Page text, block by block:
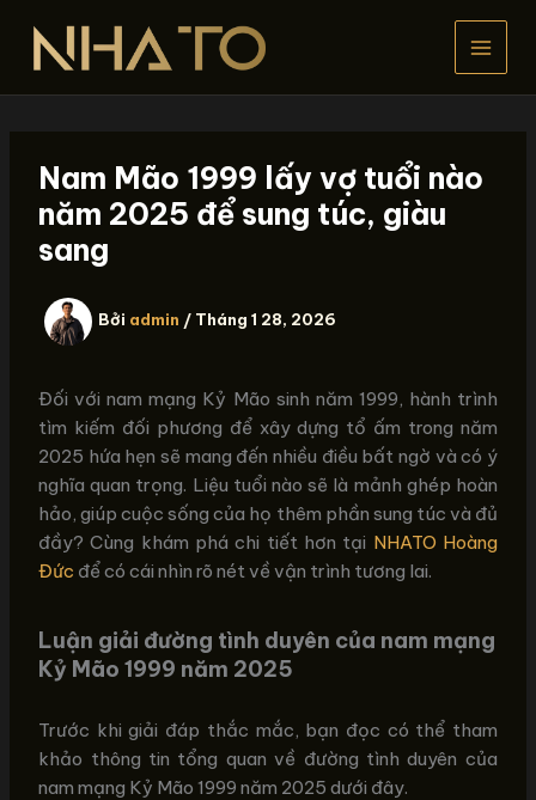
dung
Nam Mão 1999 lấy vợ tuổi nào
năm 2025 để sung túc, giàu
sang
Bởi admin / Tháng 1 28, 2026
Đối với nam mạng Kỷ Mão sinh năm 1999, hành trình
tìm kiếm đối phương để xây dựng tổ ấm trong năm
2025 hứa hẹn sẽ mang đến nhiều điều bất ngờ và có ý
nghĩa quan trọng. Liệu tuổi nào sẽ là mảnh ghép hoàn
hảo, giúp cuộc sống của họ thêm phần sung túc và đủ
đầy? Cùng khám phá chi tiết hơn tại NHATO Hoàng
Đức để có cái nhìn rõ nét về vận trình tương lai.
Luận giải đường tình duyên của nam mạng
Kỷ Mão 1999 năm 2025
Trước khi giải đáp thắc mắc, bạn đọc có thể tham
khảo thông tin tổng quan về đường tình duyên của
nam mạng Kỷ Mão 1999 năm 2025 dưới đây.